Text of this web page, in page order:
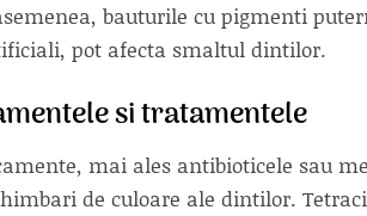
bauturile cu pigmenti
pot afecta smaltul dintilor.
si tratamentele
mai ales antibioticele sau
de culoare ale dintilor.